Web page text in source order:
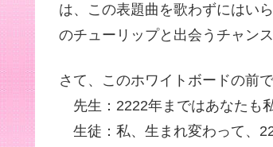
は、この表題曲を歌わずにはい
のチューリップと出会うチャン
さて、このホワイトボードの前
先生：2222年まではあなたも
生徒：私、生まれ変わって、